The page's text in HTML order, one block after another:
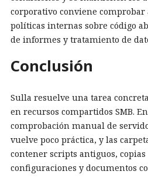
corporativo conviene
políticas internas sobre código
de informes y tratamiento de
Conclusión
Sulla resuelve una tarea
en recursos compartidos SMB.
comprobación manual de
vuelve poco práctica, y las
contener scripts antiguos,
configuraciones y documentos